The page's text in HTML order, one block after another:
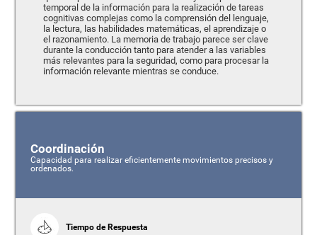
temporal de la información para la realización de tareas
cognitivas complejas como la comprensión del lenguaje,
la lectura, las habilidades matemáticas, el aprendizaje o
el razonamiento. La memoria de trabajo parece ser clave
durante la conducción tanto para atender a las variables
más relevantes para la seguridad, como para procesar la
información relevante mientras se conduce.
Coordinación
Capacidad para realizar eficientemente movimientos precisos y
ordenados.
Tiempo de Respuesta